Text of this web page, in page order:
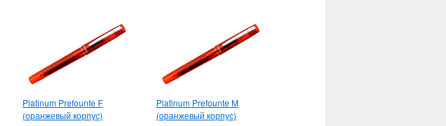
Platinum Prefounte F
(оранжевый корпус)
Platinum Prefounte M
(оранжевый корпус)